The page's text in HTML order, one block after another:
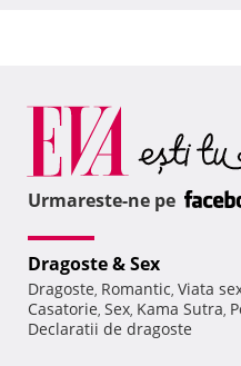
Urmareste-ne pe
Dragoste & Sex
Dragoste, Romantic, Viata
Casatorie, Sex, Kama Sutra,
Declaratii de dragoste